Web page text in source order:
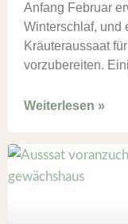
Anfang Februar
Winterschlaf, und
Kräuteraussaat
vorzubereiten.
Weiterlesen »